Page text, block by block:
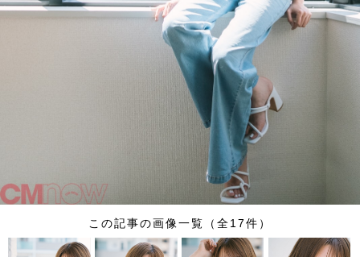
この記事の画像一覧（全17件）